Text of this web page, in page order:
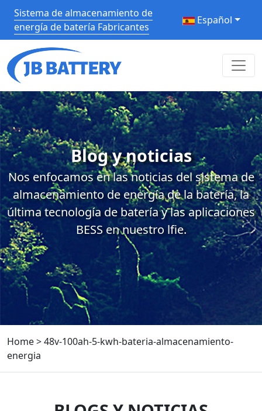
Sistema de almacenamiento de
energía de batería Fabricantes
Español
Blog y noticias
Nos enfocamos en las noticias del sistema de
almacenamiento de energía de la batería, la
última tecnología de batería y las aplicaciones
BESS en nuestro lfie.
Home>48v-100ah-5-kwh-bateria-almacenamiento-
energia